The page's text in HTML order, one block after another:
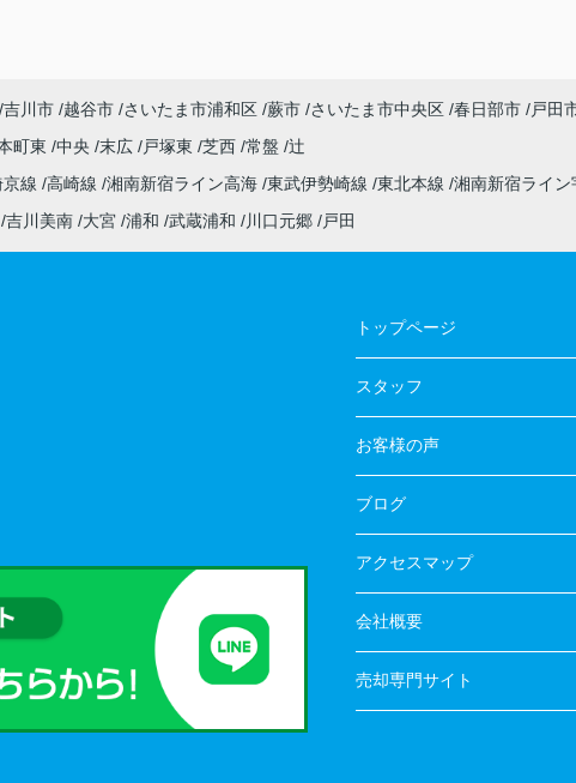
吉川市 越谷市 さいたま市浦和区 蕨市 さいたま市中央区 春日部市 戸田
町東 中央 末広 戸塚東 芝西 常盤 辻
京線 高崎線 湘南新宿ライン高海 東武伊勢崎線 東北本線 湘南新宿ライン
吉川美南 大宮 浦和 武蔵浦和 川口元郷 戸田
トップページ
スタッフ
お客様の声
ブログ
アクセスマップ
会社概要
売却専門サイト